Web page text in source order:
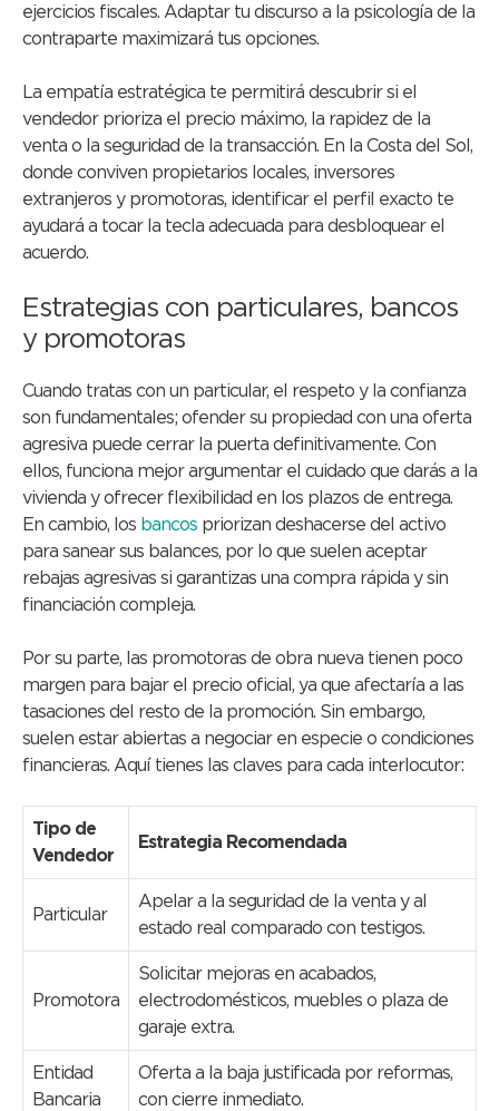
ejercicios fiscales. Adaptar tu discurso a la psicología de la
contraparte maximizará tus opciones.
La empatía estratégica te permitirá descubrir si el
vendedor prioriza el precio máximo, la rapidez de la
venta o la seguridad de la transacción. En la Costa del Sol,
donde conviven propietarios locales, inversores
extranjeros y promotoras, identificar el perfil exacto te
ayudará a tocar la tecla adecuada para desbloquear el
acuerdo.
Estrategias con particulares, bancos
y promotoras
Cuando tratas con un particular, el respeto y la confianza
son fundamentales; ofender su propiedad con una oferta
agresiva puede cerrar la puerta definitivamente. Con
ellos, funciona mejor argumentar el cuidado que darás a la
vivienda y ofrecer flexibilidad en los plazos de entrega.
En cambio, los bancos priorizan deshacerse del activo
para sanear sus balances, por lo que suelen aceptar
rebajas agresivas si garantizas una compra rápida y sin
financiación compleja.
Por su parte, las promotoras de obra nueva tienen poco
margen para bajar el precio oficial, ya que afectaría a las
tasaciones del resto de la promoción. Sin embargo,
suelen estar abiertas a negociar en especie o condiciones
financieras. Aquí tienes las claves para cada interlocutor:
Tipo de
Vendedor
Estrategia Recomendada
Particular
Apelar a la seguridad de la venta y al
estado real comparado con testigos.
Promotora
Solicitar mejoras en acabados,
electrodomésticos, muebles o plaza de
garaje extra.
Entidad
Bancaria
Oferta a la baja justificada por reformas,
con cierre inmediato.